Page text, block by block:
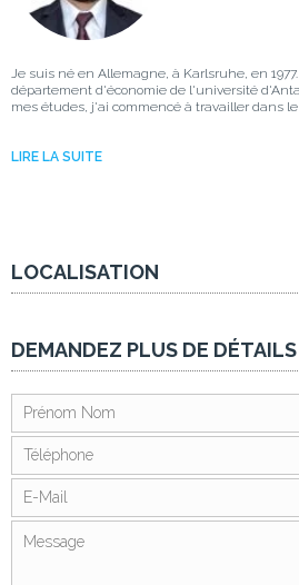
Je suis né en Allemagne, à Karlsruhe, en
département d'économie de l'université
mes études, j'ai commencé à travailler dans le
LIRE LA SUITE
LOCALISATION
DEMANDEZ PLUS DE DÉTAILS